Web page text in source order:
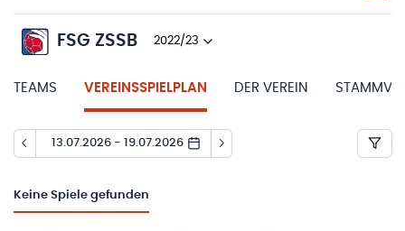
FSG ZSSB 2022/23
TEAMS VEREINSSPIELPLAN DER VEREIN
13.07.2026 - 19.07.2026
Keine Spiele gefunden